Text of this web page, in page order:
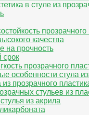
в стуле из
прозрачного
качества
на прочность
срок
прозрачного
особенности стула
прозрачного
стульев из
из акрила